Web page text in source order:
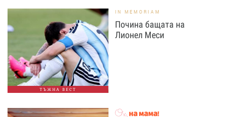
ТЪЖНА ВЕСТ
IN MEMORIAM
Почина бащата на
Лионел Меси